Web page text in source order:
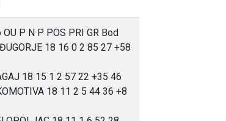
OU P N P POS PRI GR Bod
18 16 0 2 85 27 +58
18 15 1 2 57 22 +35 46
18 11 2 5 44 36 +8